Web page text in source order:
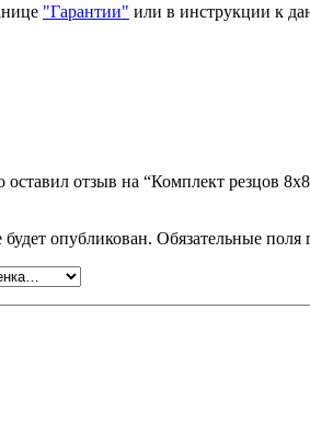
"Гарантии" или в инструкции к
оставил отзыв на “Комплект резцов
опубликован. Обязательные